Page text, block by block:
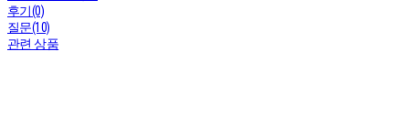
후기(0)
질문(10)
관련 상품